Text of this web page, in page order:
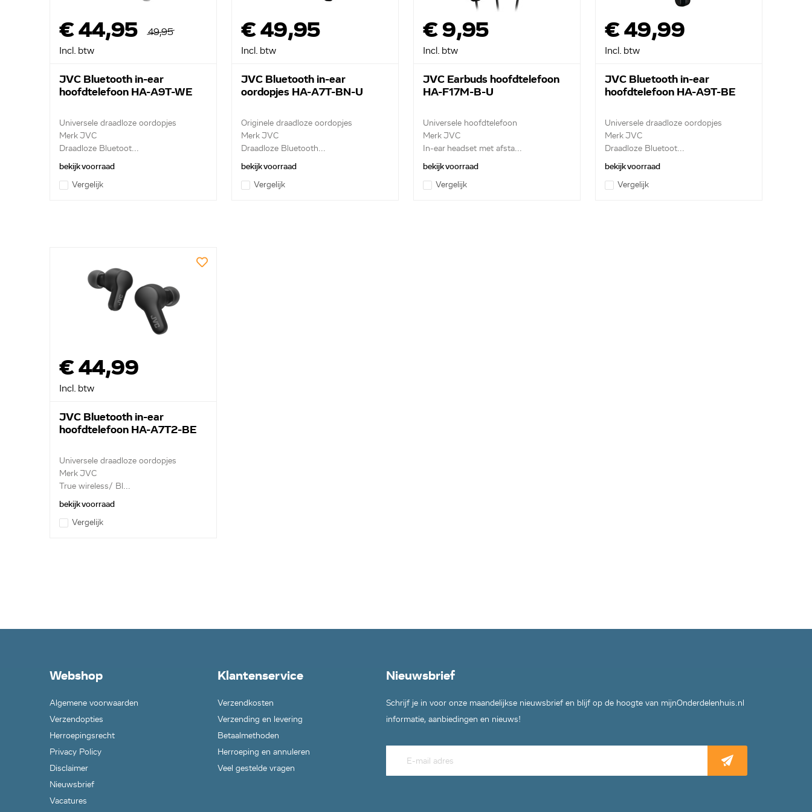
€ 44,95
49,95
Incl. btw
JVC Bluetooth in-ear
hoofdtelefoon HA-A9T-WE
Universele draadloze oordopjes
Merk JVC
Draadloze Bluetoot...
bekijk voorraad
Vergelijk
€ 49,95
Incl. btw
JVC Bluetooth in-ear
oordopjes HA-A7T-BN-U
Originele draadloze oordopjes
Merk JVC
Draadloze Bluetooth...
bekijk voorraad
Vergelijk
€ 9,95
Incl. btw
JVC Earbuds hoofdtelefoon
HA-F17M-B-U
Universele hoofdtelefoon
Merk JVC
In-ear headset met afsta...
bekijk voorraad
Vergelijk
€ 49,99
Incl. btw
JVC Bluetooth in-ear
hoofdtelefoon HA-A9T-BE
Universele draadloze oordopjes
Merk JVC
Draadloze Bluetoot...
bekijk voorraad
Vergelijk
€ 44,99
Incl. btw
JVC Bluetooth in-ear
hoofdtelefoon HA-A7T2-BE
Universele draadloze oordopjes
Merk JVC
True wireless/ Bl...
bekijk voorraad
Vergelijk
Webshop
Algemene voorwaarden
Verzendopties
Herroepingsrecht
Privacy Policy
Disclaimer
Nieuwsbrief
Vacatures
Klantenservice
Verzendkosten
Verzending en levering
Betaalmethoden
Herroeping en annuleren
Veel gestelde vragen
Nieuwsbrief
Schrijf je in voor onze maandelijkse nieuwsbrief en blijf op de hoogte van mijnOnderdelenhuis.nl
informatie, aanbiedingen en nieuws!